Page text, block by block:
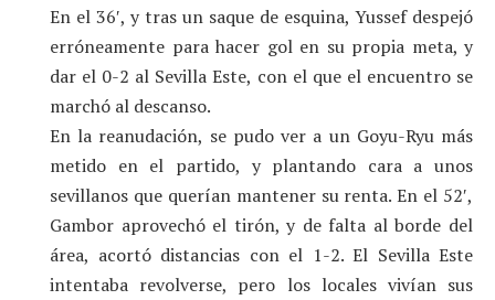
En el 36′, y tras un saque de esquina, Yussef despejó
erróneamente para hacer gol en su propia meta, y
dar el 0-2 al Sevilla Este, con el que el encuentro se
marchó al descanso.
En la reanudación, se pudo ver a un Goyu-Ryu más
metido en el partido, y plantando cara a unos
sevillanos que querían mantener su renta. En el 52′,
Gambor aprovechó el tirón, y de falta al borde del
área, acortó distancias con el 1-2. El Sevilla Este
intentaba revolverse, pero los locales vivían sus